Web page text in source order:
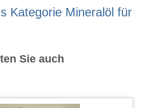
Kategorie Mineralöl für
Sie auch